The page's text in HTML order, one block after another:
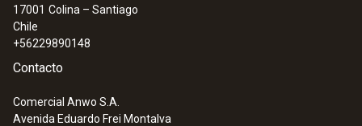
17001 Colina – Santiago
Chile
+56229890148
Contacto
Comercial Anwo S.A.
Avenida Eduardo Frei Montalva